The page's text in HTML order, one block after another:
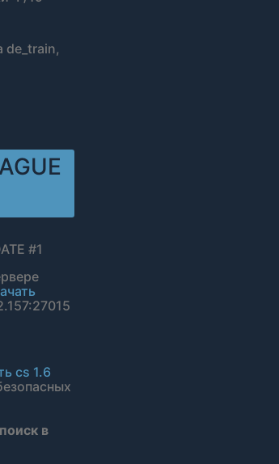
de_train,
#1
cs 1.6
в